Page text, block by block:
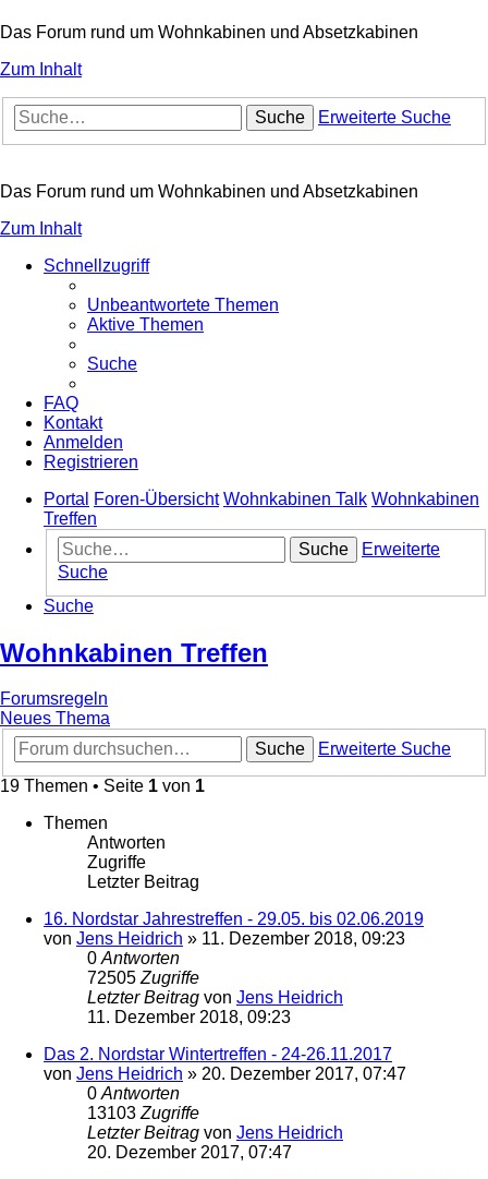
Das Forum rund um Wohnkabinen und Absetzkabinen
Zum Inhalt
Suche Erweiterte Suche
Das Forum rund um Wohnkabinen und Absetzkabinen
Zum Inhalt
Schnellzugriff
Unbeantwortete Themen
Aktive Themen
Suche
FAQ
Kontakt
Anmelden
Registrieren
Portal
Foren-Übersicht Wohnkabinen Talk Wohnkabinen
Treffen
Suche
Erweiterte
Suche
Suche
Wohnkabinen Treffen
Forumsregeln
Neues Thema
Suche
Erweiterte Suche
19 Themen • Seite 1 von 1
Themen
Antworten
Zugriffe
Letzter Beitrag
16. Nordstar Jahrestreffen - 29.05. bis 02.06.2019
von Jens Heidrich » 11. Dezember 2018, 09:23
0 Antworten
72505 Zugriffe
Letzter Beitrag von Jens Heidrich
11. Dezember 2018, 09:23
Das 2. Nordstar Wintertreffen - 24-26.11.2017
von Jens Heidrich » 20. Dezember 2017, 07:47
0 Antworten
13103 Zugriffe
Letzter Beitrag von Jens Heidrich
20. Dezember 2017, 07:47